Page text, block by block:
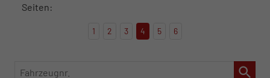
Seiten:
1 2 3 4 5 6
Fahrzeugnr.